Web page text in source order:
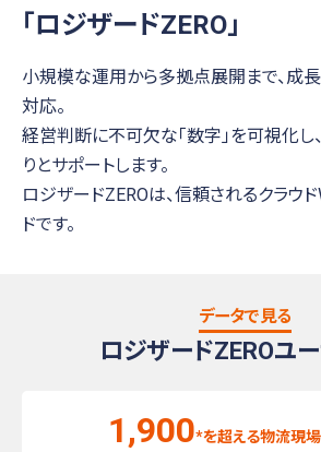
「ロジザードZERO」
小規模な運用から多拠点展開まで、成
対応。
経営判断に不可欠な「数字」を可視化し
りとサポートします。
ロジザードZEROは、信頼されるクラウ
ドです。
データで見る
ロジザードZEROユ
1,900*を超える物流現